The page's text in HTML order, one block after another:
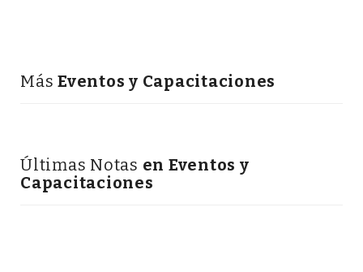
Más Eventos y Capacitaciones
Últimas Notas en Eventos y
Capacitaciones